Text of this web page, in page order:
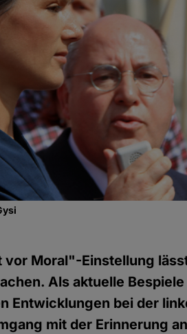
vor Moral"-Einstellung
Als aktuelle
Entwicklungen bei der
mit der Erinnerung